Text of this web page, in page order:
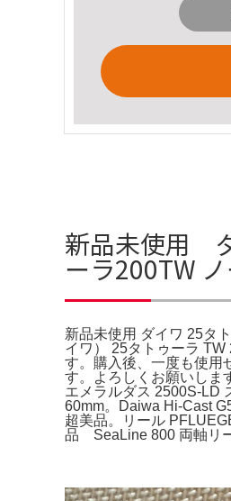
新品未使用
ーラ200TW
新品未使用 ダイワ 25タ
イワ） 25タトゥーラ
す。購入後、一度も使用
す。よろしくお願いしま
エメラルダス 2500S-LD
60mm。Daiwa Hi-Cast
超美品。リール
品 SeaLine 800 両軸リ